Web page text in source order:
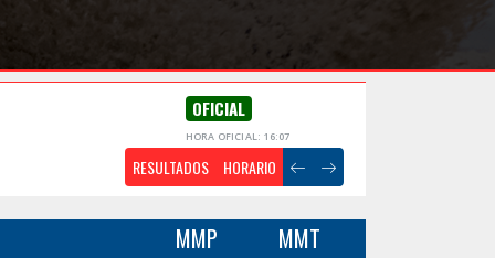
OFICIAL
HORA OFICIAL: 16:07
RESULTADOS HORARIO
MMP MMT